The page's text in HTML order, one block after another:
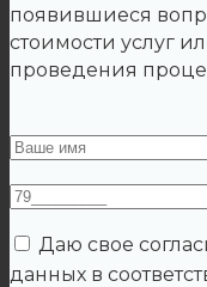
появившиеся
стоимости услуг
проведения
Даю свое
данных в